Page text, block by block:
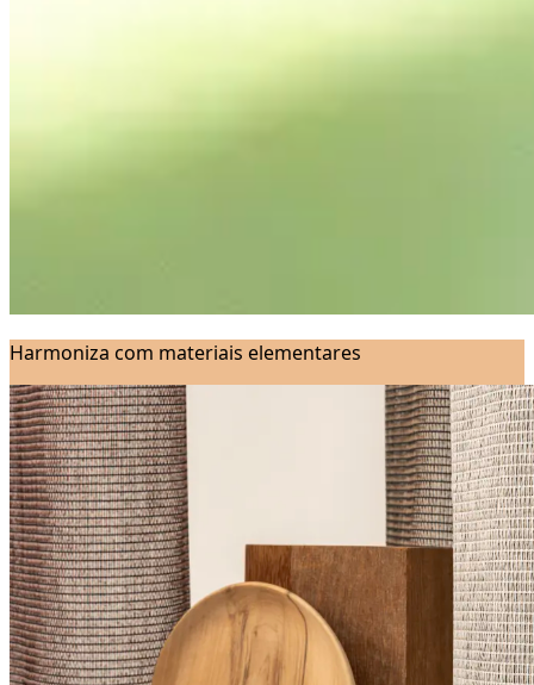
Harmoniza com materiais elementares